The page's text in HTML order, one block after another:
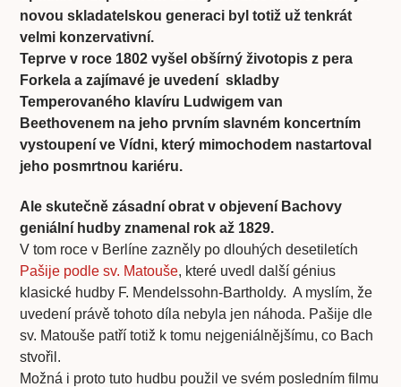
novou skladatelskou generaci byl totiž už tenkrát
velmi konzervativní.
Teprve v roce 1802 vyšel obšírný životopis z pera
Forkela a zajímavé je uvedení skladby
Temperovaného klavíru Ludwigem van
Beethovenem na jeho prvním slavném koncertním
vystoupení ve Vídni, který mimochodem nastartoval
jeho posmrtnou kariéru.
Ale skutečně zásadní obrat v objevení Bachovy
geniální hudby znamenal rok až 1829.
V tom roce v Berlíne zazněly po dlouhých desetiletích
Pašije podle sv. Matouše, které uvedl další génius
klasické hudby F. Mendelssohn-Bartholdy. A myslím, že
uvedení právě tohoto díla nebyla jen náhoda. Pašije dle
sv. Matouše patří totiž k tomu nejgeniálnějšímu, co Bach
stvořil.
Možná i proto tuto hudbu použil ve svém posledním filmu